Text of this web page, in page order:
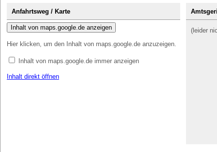
Anfahrtsweg / Karte
Inhalt von maps.google.de anzeigen
Hier klicken, um den Inhalt von maps.google.de anzuzeigen.
Inhalt von maps.google.de immer anzeigen
Inhalt direkt öffnen
(leider